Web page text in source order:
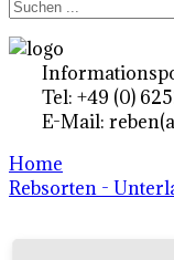
Tel: +49 (0)
E-Mail:
Home
Rebsorten -